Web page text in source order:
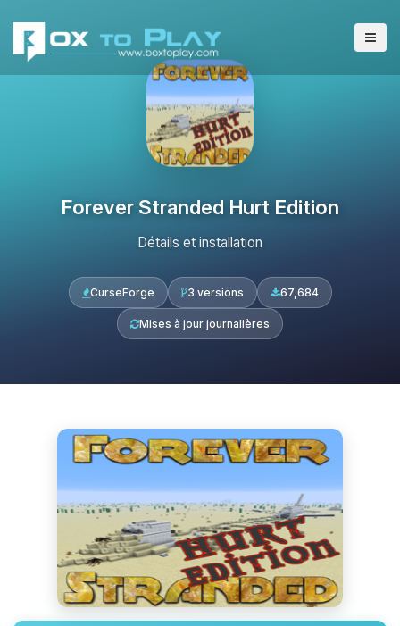
Forever Stranded Hurt Edition
Détails et installation
CurseForge 3 versions 67,684
Mises à jour journalières